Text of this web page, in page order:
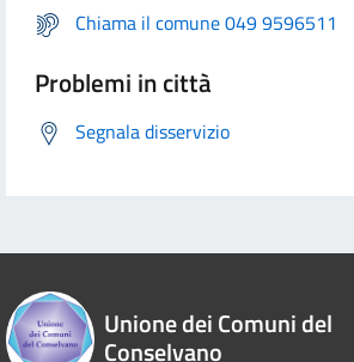
Chiama il comune 049 9596511
Problemi in città
Segnala disservizio
Unione dei Comuni del
Conselvano